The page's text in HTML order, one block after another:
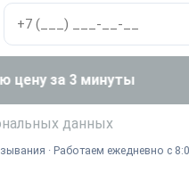
цену за 3 минуты
данных
· Работаем ежедневно с